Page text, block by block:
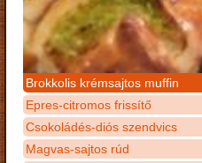
Brokkolis krémsajtos muffin
Epres-citromos frissítő
Csokoládés-diós szendvics
Magvas-sajtos rúd